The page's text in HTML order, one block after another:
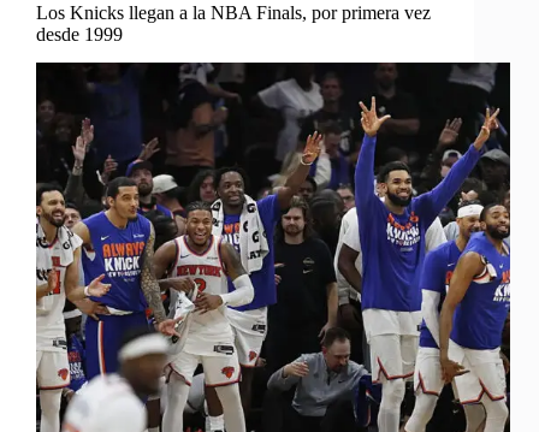
Los Knicks llegan a la NBA Finals, por primera vez
desde 1999